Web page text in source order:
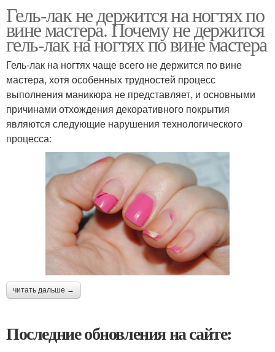
Гель-лак не держится на ногтях по
вине мастера. Почему не держится
гель-лак на ногтях по вине мастера
Гель-лак на ногтях чаще всего не держится по вине
мастера, хотя особенных трудностей процесс
выполнения маникюра не представляет, и основными
причинами отхождения декоративного покрытия
являются следующие нарушения технологического
процесса:
читать дальше →
Последние обновления на сайте: